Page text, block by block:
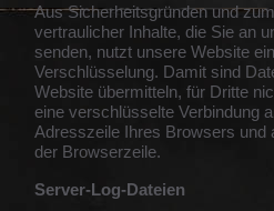
Aus Sicherheitsgründen und
vertraulicher Inhalte, die Sie an
senden, nutzt unsere Website
Verschlüsselung. Damit sind
Website übermitteln, für Dritte
eine verschlüsselte Verbindung
Adresszeile Ihres Browsers und
der Browserzeile.
Server-Log-Dateien